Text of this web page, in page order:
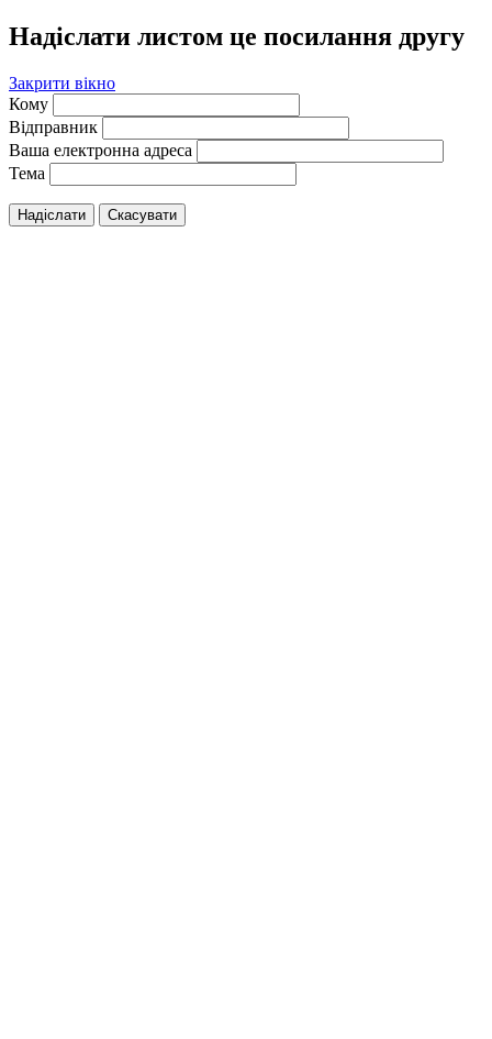
Надіслати листом це посилання другу
Закрити вікно
Кому
Відправник
Ваша електронна адреса
Тема
Надіслати Скасувати